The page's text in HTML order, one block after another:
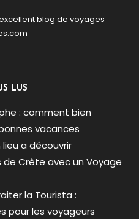
blog de voyages
LUS
: comment bien
vacances
lieu a découvrir
de Crète avec un Voyage
la Tourista :
pour les voyageurs